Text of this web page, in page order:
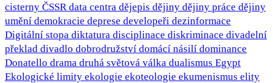
cisterny ČSSRdata centra dějepis dějiny dějiny práce dějiny
umění demokracie deprese developeři dezinformace
Digitální stopa diktatura disciplinace diskriminace divadelní
překlad divadlo dobrodružství domácí násilí dominance
Donatello drama druhá světová válka dualismus Egypt
Ekologické limity ekologie ekoteologie ekumenismus elity